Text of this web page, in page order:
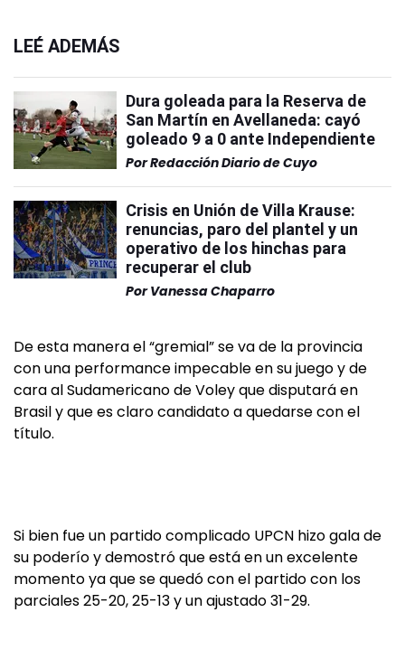
LEÉ ADEMÁS
Dura goleada para la Reserva de
San Martín en Avellaneda: cayó
goleado 9 a 0 ante Independiente
PorRedacción Diario de Cuyo
Crisis en Unión de Villa Krause:
renuncias, paro del plantel y un
operativo de los hinchas para
recuperar el club
Por Vanessa Chaparro
De esta manera el “gremial” se va de la provincia
con una performance impecable en su juego y de
cara al Sudamericano de Voley que disputará en
Brasil y que es claro candidato a quedarse con el
título.
Si bien fue un partido complicado UPCN hizo gala de
su poderío y demostró que está en un excelente
momento ya que se quedó con el partido con los
parciales 25-20, 25-13 y un ajustado 31-29.